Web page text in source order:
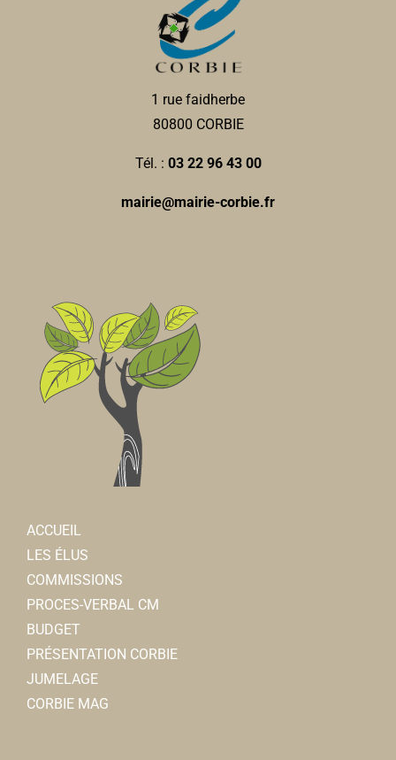
1 rue faidherbe
80800 CORBIE
Tél. : 03 22 96 43 00
mairie@mairie-corbie.fr
ACCUEIL
LES ÉLUS
COMMISSIONS
PROCES-VERBAL CM
BUDGET
PRÉSENTATION CORBIE
JUMELAGE
CORBIE MAG